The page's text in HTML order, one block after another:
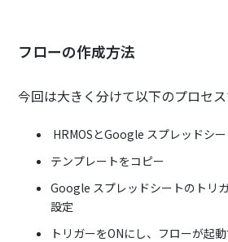
フローの作成方法
今回は大きく分けて以下のプロセス
HRMOSとGoogle スプレッドシ
テンプレートをコピー
Google スプレッドシートのトリ
設定
トリガーをONにし、フローが起